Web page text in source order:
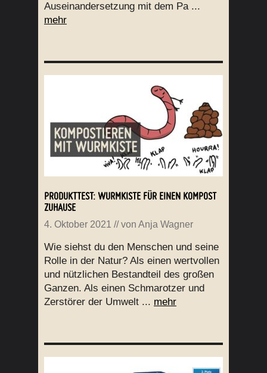
Auseinandersetzung mit dem Pa ...
mehr
PRODUKTTEST: WURMKISTE FÜR EINEN KOMPOST
ZUHAUSE
4. Oktober 2021 // von Anja Wagner
Wie siehst du den Menschen und seine
Rolle in der Natur? Als einen wertvollen
und nützlichen Bestandteil des großen
Ganzen. Als einen Schmarotzer und
Zerstörer der Umwelt ... mehr